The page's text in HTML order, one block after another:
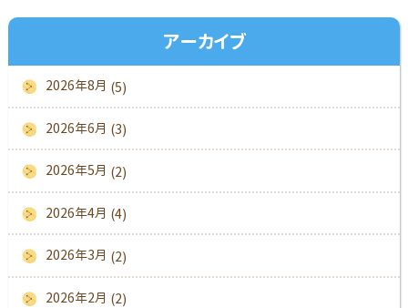
アーカイブ
2026年8月 (5)
2026年6月 (3)
2026年5月 (2)
2026年4月 (4)
2026年3月 (2)
2026年2月 (2)